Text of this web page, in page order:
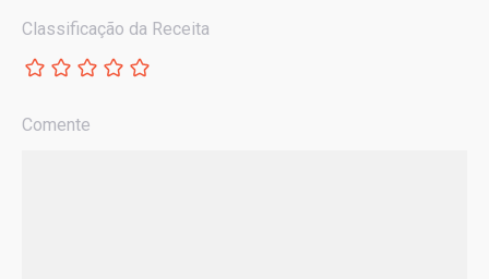
Classificação da Receita
Comente